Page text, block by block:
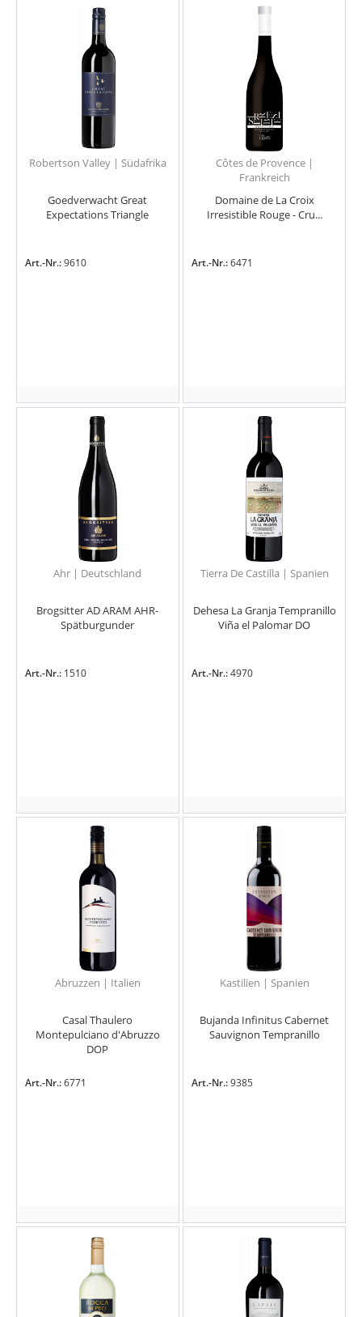
Robertson Valley | Südafrika
Goedverwacht Great
Expectations Triangle
Art.-Nr.:9610
Côtes de Provence |
Frankreich
Domaine de La Croix
Irresistible Rouge - Cru...
Art.-Nr.:6471
Ahr | Deutschland
Brogsitter AD ARAM AHR-
Spätburgunder
Art.-Nr.: 1510
Tierra De Castilla | Spanien
Dehesa La Granja Tempranillo
Viña el Palomar DO
Art.-Nr.:4970
Abruzzen | Italien
Casal Thaulero
Montepulciano d'Abruzzo
DOP
Art.-Nr.:6771
Kastilien | Spanien
Bujanda Infinitus Cabernet
Sauvignon Tempranillo
Art.-Nr.:9385